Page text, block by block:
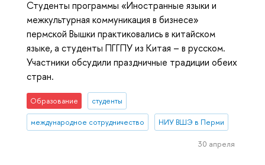
Студенты программы «Иностранные языки и
межкультурная коммуникация в бизнесе»
пермской Вышки практиковались в китайском
языке, а студенты ПГГПУ из Китая – в русском.
Участники обсудили праздничные традиции обеих
стран.
Образование студенты
международное сотрудничество НИУ ВШЭ в Перми
30 апреля